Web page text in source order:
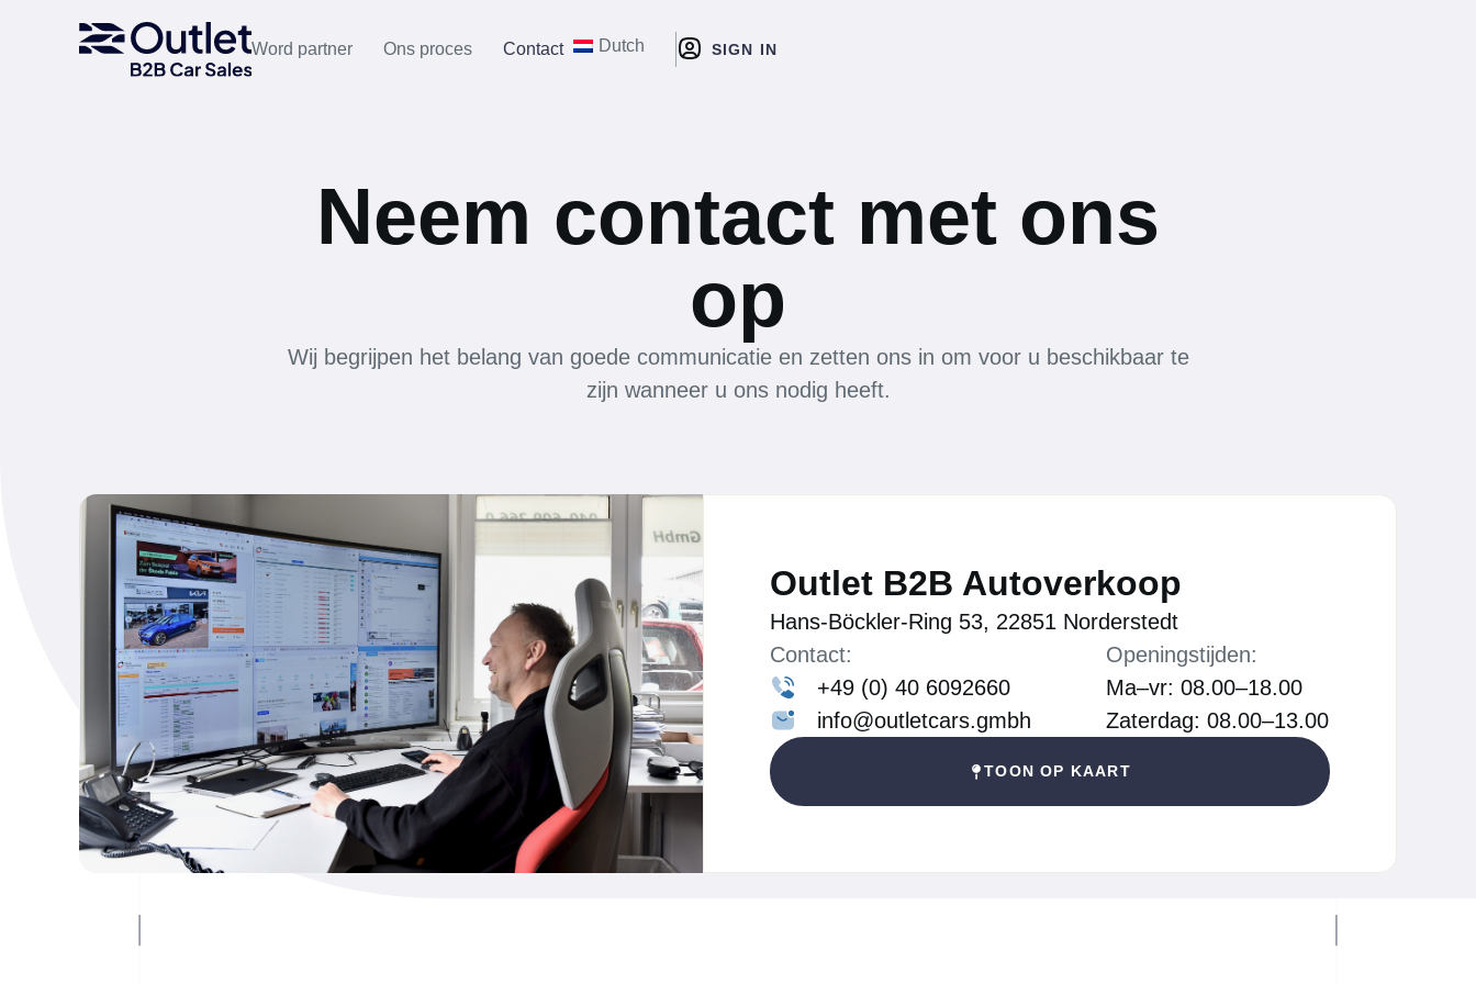
Word partner Ons proces Contact Dutch SIGN IN
Neem contact met ons
op
Wij begrijpen het belang van goede communicatie en zetten ons in om voor u beschikbaar te
zijn wanneer u ons nodig heeft.
Outlet B2B Autoverkoop
Hans-Böckler-Ring 53, 22851 Norderstedt
Contact:
+49 (0) 40 6092660
info@outletcars.gmbh
Openingstijden:
Ma–vr: 08.00–18.00
Zaterdag: 08.00–13.00
TOON OP KAART